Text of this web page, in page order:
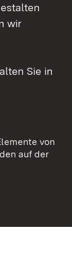
wir
Sie in
von
auf der